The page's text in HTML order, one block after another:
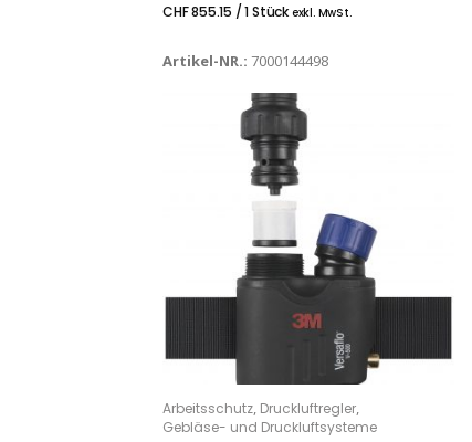
CHF855.15 / 1 Stück exkl. MwSt.
Artikel-NR.: 7000144498
IN DEN WARENKORB
Arbeitsschutz, Druckluftregler,
Gebläse- und Druckluftsysteme